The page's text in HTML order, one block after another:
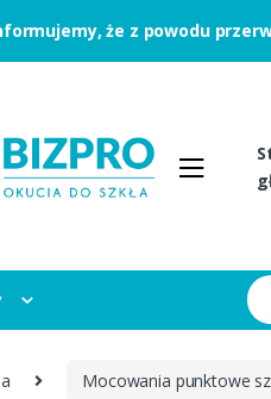
S
e
a
h
Mocowania punktowe
że z powodu